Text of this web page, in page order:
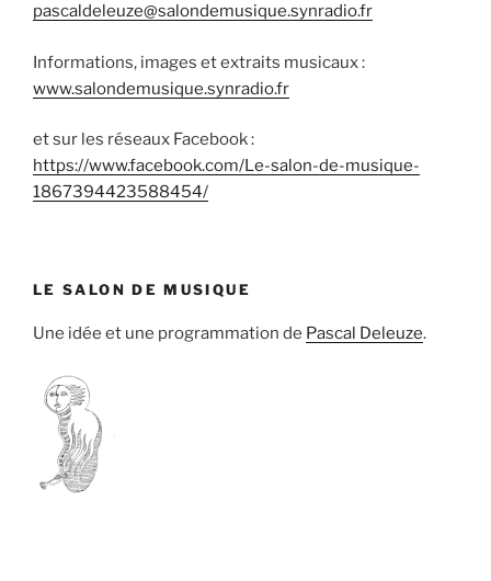
pascaldeleuze@salondemusique.synradio.fr
Informations, images et extraits musicaux :
www.salondemusique.synradio.fr
et sur les réseaux Facebook :
https://www.facebook.com/Le-salon-de-musique-
1867394423588454/
LE SALON DE MUSIQUE
Une idée et une programmation de Pascal Deleuze.